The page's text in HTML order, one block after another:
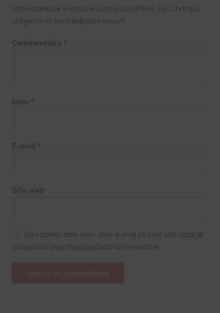
Votre adresse e-mail ne sera pas publiée. Les champs
obligatoires sont indiqués avec *
Commentaire *
Nom *
E-mail *
Site web
Enregistrer mon nom, mon e-mail et mon site dans le
navigateur pour mon prochain commentaire.